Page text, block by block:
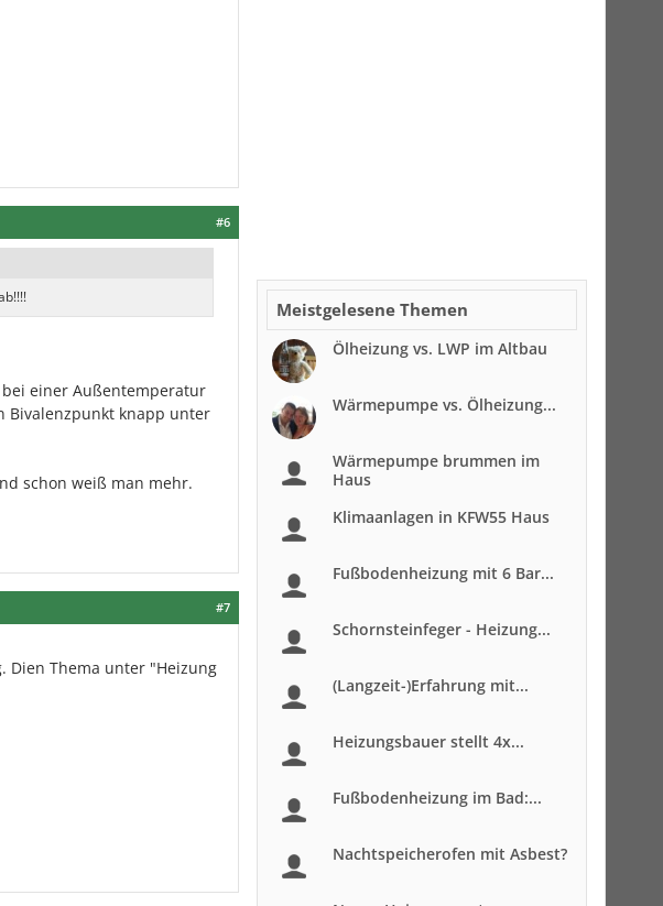
#6
bei einer Außentemperatur
Bivalenzpunkt knapp unter
schon weiß man mehr.
#7
Dien Thema unter "Heizung
Meistgelesene Themen
Ölheizung vs. LWP im Altbau
Wärmepumpe vs. Ölheizung...
Wärmepumpe brummen im
Haus
Klimaanlagen in KFW55 Haus
Fußbodenheizung mit 6 Bar...
Schornsteinfeger - Heizung...
(Langzeit-)Erfahrung mit...
Heizungsbauer stellt 4x...
Fußbodenheizung im Bad:...
Nachtspeicherofen mit Asbest?